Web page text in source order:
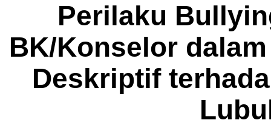
Perilaku
BK/Konselor
Deskriptif